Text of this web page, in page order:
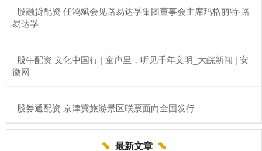
​股融贷配资 任鸿斌会见路易达孚集团董事会主席玛格丽特·路
易达孚
​股牛配资 文化中国行 | 童声里，听见千年文明_大皖新闻 | 安
徽网
​股券通配资 京津冀旅游景区联票面向全国发行
最新文章